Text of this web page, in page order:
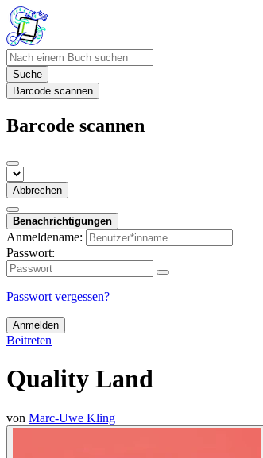
Suche
Barcode scannen
Barcode scannen
Abbrechen
Benachrichtigungen
Anmeldename:
Passwort:
Passwort vergessen?
Anmelden
Beitreten
Quality Land
von Marc-Uwe Kling